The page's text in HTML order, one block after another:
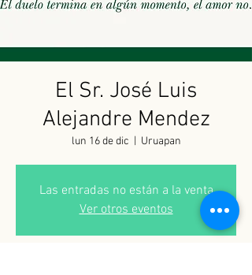
El Sr. José Luis
Alejandre Mendez
lun 16 de dic Uruapan
Las entradas no están a la venta
Ver otros eventos